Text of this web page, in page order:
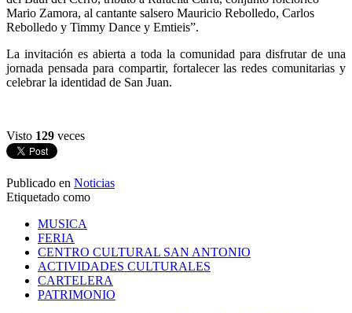
Mario Zamora, al cantante salsero Mauricio Rebolledo, Carlos
Rebolledo y Timmy Dance y Emtieis”.
La invitación es abierta a toda la comunidad para disfrutar de una
jornada pensada para compartir, fortalecer las redes comunitarias y
celebrar la identidad de San Juan.
Visto 129 veces
Publicado en Noticias
Etiquetado como
MUSICA
FERIA
CENTRO CULTURAL SAN ANTONIO
ACTIVIDADES CULTURALES
CARTELERA
PATRIMONIO